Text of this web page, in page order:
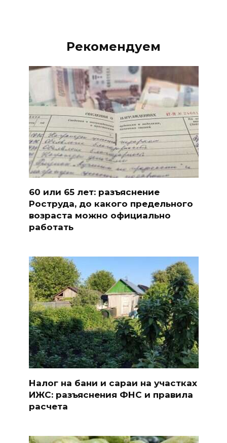
Рекомендуем
60 или 65 лет: разъяснение
Роструда, до какого предельного
возраста можно официально
работать
Налог на бани и сараи на участках
ИЖС: разъяснения ФНС и правила
расчета